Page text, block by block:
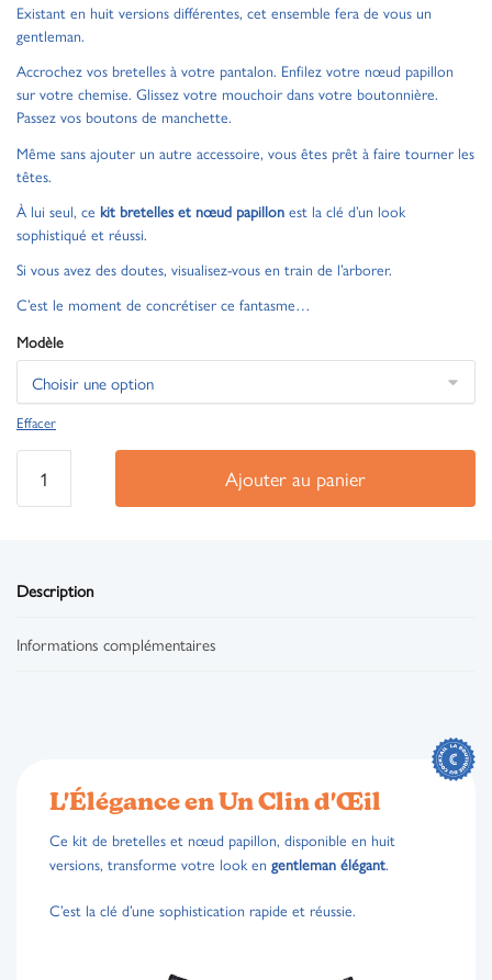
Existant en huit versions différentes, cet ensemble fera de vous un
gentleman.
Accrochez vos bretelles à votre pantalon. Enfilez votre nœud papillon
sur votre chemise. Glissez votre mouchoir dans votre boutonnière.
Passez vos boutons de manchette.
Même sans ajouter un autre accessoire, vous êtes prêt à faire tourner les
têtes.
À lui seul, ce kit bretelles et nœud papillon est la clé d’un look
sophistiqué et réussi.
Si vous avez des doutes, visualisez-vous en train de l’arborer.
C’est le moment de concrétiser ce fantasme…
Modèle
Effacer
Ajouter au panier
Description
Informations complémentaires
L'Élégance en Un Clin d'Œil
Ce kit de bretelles et nœud papillon, disponible en huit
versions, transforme votre look en gentleman élégant.
C’est la clé d’une sophistication rapide et réussie.